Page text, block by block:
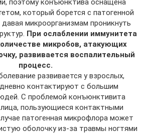
поэтому конъюнктива оснащена
который борется с патогенной
микроорганизмам проникнуть
При ослаблении иммунитета
микробов, атакующих
развивается воспалительный
процесс.
развивается у взрослых,
контактируют с большим
С проблемой конъюнктивита
пользующиеся контактными
патогенная микрофлора может
оболочку из-за травмы ногтями